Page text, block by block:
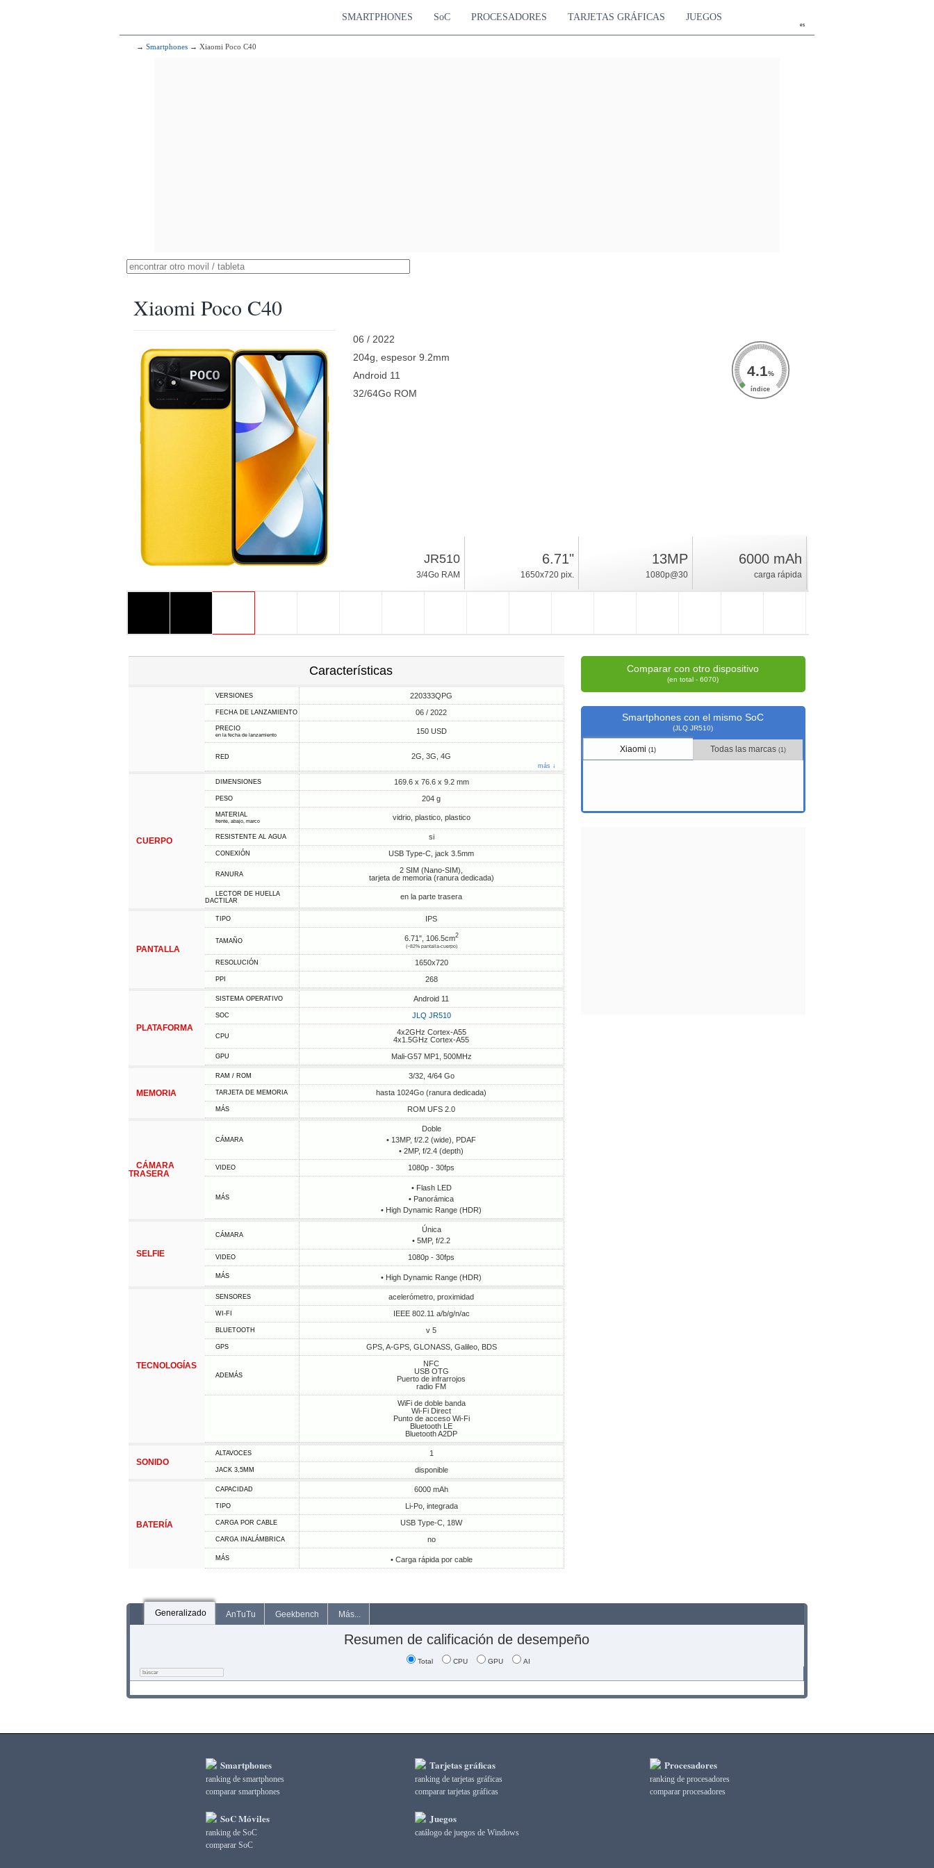
es
SMARTPHONES SoC PROCESADORES TARJETAS GRÁFICAS JUEGOS
→ Smartphones → Xiaomi Poco C40
Xiaomi Poco C40
06 / 2022
204g, espesor 9.2mm
Android 11
32/64Go ROM
4.1%
índice
JR510
3/4Go RAM
6.71"
1650x720 pix.
13MP
1080p@30
6000 mAh
carga rápida
Características
VERSIONES 220333QPG
FECHA DE LANZAMIENTO 06 / 2022
PRECIO
en la fecha de lanzamiento 150 USD
RED 2G, 3G, 4G
más ↓
CUERPO
DIMENSIONES 169.6 x 76.6 x 9.2 mm
PESO 204 g
MATERIAL
frente, abajo, marco vidrio, plastico, plastico
RESISTENTE AL AGUA si
CONEXIÓN USB Type-C, jack 3.5mm
RANURA
2 SIM (Nano-SIM),
tarjeta de memoria (ranura dedicada)
LECTOR DE HUELLA
DACTILAR
en la parte trasera
PANTALLA
TIPO IPS
TAMAÑO 6.71", 106.5cm2
(~82% pantalla-cuerpo)
RESOLUCIÓN 1650x720
PPI 268
PLATAFORMA
SISTEMA OPERATIVO Android 11
SOC JLQ JR510
CPU
4x2GHz Cortex-A55
4x1.5GHz Cortex-A55
GPU Mali-G57 MP1, 500MHz
MEMORIA
RAM / ROM 3/32, 4/64 Go
TARJETA DE MEMORIA hasta 1024Go (ranura dedicada)
MÁS ROM UFS 2.0
CÁMARA
TRASERA
CÁMARA
Doble
• 13MP, f/2.2 (wide), PDAF
• 2MP, f/2.4 (depth)
VIDEO 1080p - 30fps
MÁS
• Flash LED
• Panorámica
• High Dynamic Range (HDR)
SELFIE
CÁMARA
Única
• 5MP, f/2.2
VIDEO 1080p - 30fps
MÁS • High Dynamic Range (HDR)
TECNOLOGÍAS
SENSORES acelerómetro, proximidad
WI-FI IEEE 802.11 a/b/g/n/ac
BLUETOOTH v 5
GPS GPS, A-GPS, GLONASS, Galileo, BDS
ADEMÁS
NFC
USB OTG
Puerto de infrarrojos
radio FM
WiFi de doble banda
Wi-Fi Direct
Punto de acceso Wi-Fi
Bluetooth LE
Bluetooth A2DP
SONIDO
ALTAVOCES 1
JACK 3,5MM disponible
BATERÍA
CAPACIDAD 6000 mAh
TIPO Li-Po, integrada
CARGA POR CABLE USB Type-C, 18W
CARGA INALÁMBRICA no
MÁS • Carga rápida por cable
Comparar con otro dispositivo
(en total - 6070)
Smartphones con el mismo SoC
(JLQ JR510)
Xiaomi(1) Todas las marcas (1)
Generalizado AnTuTu Geekbench Más...
Resumen de calificación de desempeño
Total CPU GPU AI
Smartphones
ranking de smartphones
comparar smartphones
SoC Móviles
ranking de SoC
comparar SoC
Tarjetas gráficas
ranking de tarjetas gráficas
comparar tarjetas gráficas
Juegos
catálogo de juegos de Windows
Procesadores
ranking de procesadores
comparar procesadores